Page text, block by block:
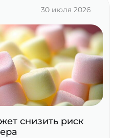
30 июля 2026
снизить риск